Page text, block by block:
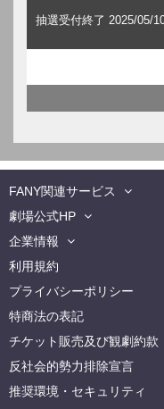
抽選受付終了 2025/05/
FANY関連サービス
劇場公式HP
企業情報
利用規約
プライバシーポリシー
特商法の表記
チケット販売及び観劇約款
反社会的勢力排除宣言
推奨環境・セキュリティ